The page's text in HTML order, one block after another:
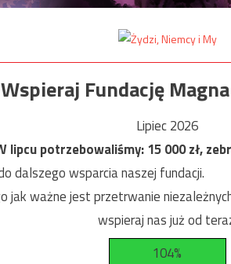
Wspieraj Fundację
Lipiec 2026
lipcu potrzebowaliśmy:15 000zł,
dalszego wsparcia naszej fundacji.
jak ważne jest przetrwanie
wspieraj nas już od
104%